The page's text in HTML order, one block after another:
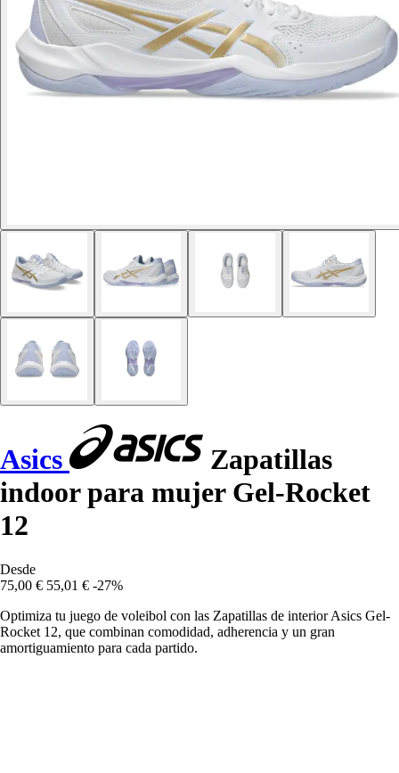
Asics
Zapatillas
indoor para mujer Gel-Rocket
12
Desde
75,00 € 55,01 € -27%
Optimiza tu juego de voleibol con las Zapatillas de interior Asics Gel-
Rocket 12, que combinan comodidad, adherencia y un gran
amortiguamiento para cada partido.